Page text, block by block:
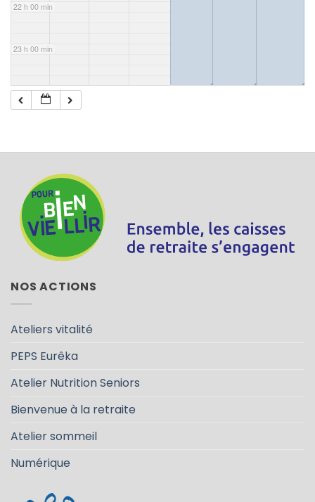
22 h 00 min
23 h 00 min
◢ ◢ ◢
NOS ACTIONS
Ateliers vitalité
PEPS Eurêka
Atelier Nutrition Seniors
Bienvenue à la retraite
Atelier sommeil
Numérique